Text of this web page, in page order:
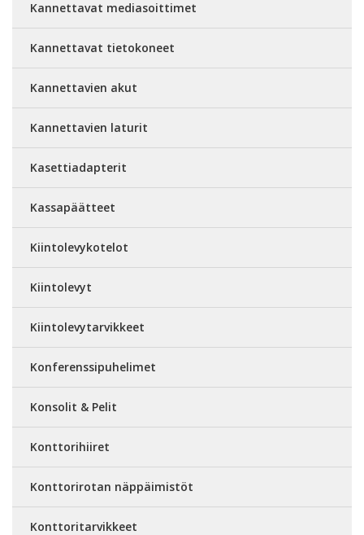
Kannettavat mediasoittimet
Kannettavat tietokoneet
Kannettavien akut
Kannettavien laturit
Kasettiadapterit
Kassapäätteet
Kiintolevykotelot
Kiintolevyt
Kiintolevytarvikkeet
Konferenssipuhelimet
Konsolit & Pelit
Konttorihiiret
Konttorirotan näppäimistöt
Konttoritarvikkeet